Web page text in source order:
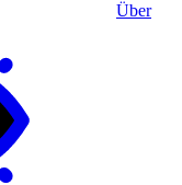
Über